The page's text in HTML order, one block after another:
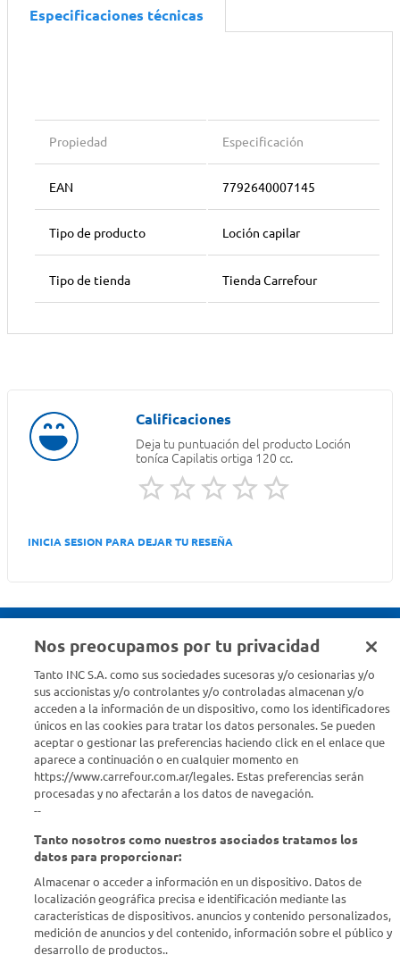
Especificaciones técnicas
Propiedad Especificación
EAN 7792640007145
Tipo de producto Loción capilar
Tipo de tienda Tienda Carrefour
Deja tu puntuación del producto Loción
toníca Capilatis ortiga 120 cc.
INICIA SESION PARA DEJAR TU RESEÑA
Estamos para ayudarte
¿Tenés una consulta? Comunicate con nosotros acá
Descubrí Carrefour
Conocenos
Info útil
Comprá Online
Nos preocupamos por tu privacidad
Tanto INC S.A. como sus sociedades sucesoras y/o cesionarias y/o
sus accionistas y/o controlantes y/o controladas almacenan y/o
acceden a la información de un dispositivo, como los identificadores
únicos en las cookies para tratar los datos personales. Se pueden
aceptar o gestionar las preferencias haciendo click en el enlace que
aparece a continuación o en cualquier momento en
https://www.carrefour.com.ar/legales. Estas preferencias serán
procesadas y no afectarán a los datos de navegación.
--
Tanto nosotros como nuestros asociados tratamos los
datos para proporcionar:
Almacenar o acceder a información en un dispositivo. Datos de
localización geográfica precisa e identificación mediante las
características de dispositivos. anuncios y contenido personalizados,
medición de anuncios y del contenido, información sobre el público y
desarrollo de productos..